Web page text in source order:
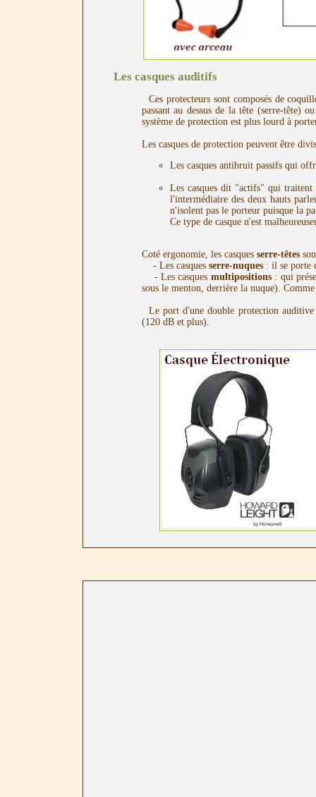
Les casques auditifs
Ces protecteurs sont composés de
passant au dessus de la tête (serre-tête)
système de protection est plus lourd à
Les casques de protection peuvent être
Les casques antibruit passifs qui
Les casques dit "actifs" qui
l'intermédiaire des deux hauts
n'isolent pas le porteur puisque la
Ce type de casque n'est
Coté ergonomie, les casques serre-têtes
- Les casques serre-nuques : il se porte
- Les casques multipositions: qui
sous le menton, derrière la nuque).
Le port d'une double protection auditive
(120 dB et plus).